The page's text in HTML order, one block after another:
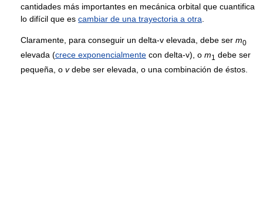
cantidades más importantes en mecánica orbital que cuantifica
lo difícil que es cambiar de una trayectoria a otra
Claramente, para conseguir un delta-v elevada, debe ser m0
elevada (crece exponencialmente con delta-v), o m1 debe ser
pequeña, o vdebe ser elevada, o una combinación de éstos.